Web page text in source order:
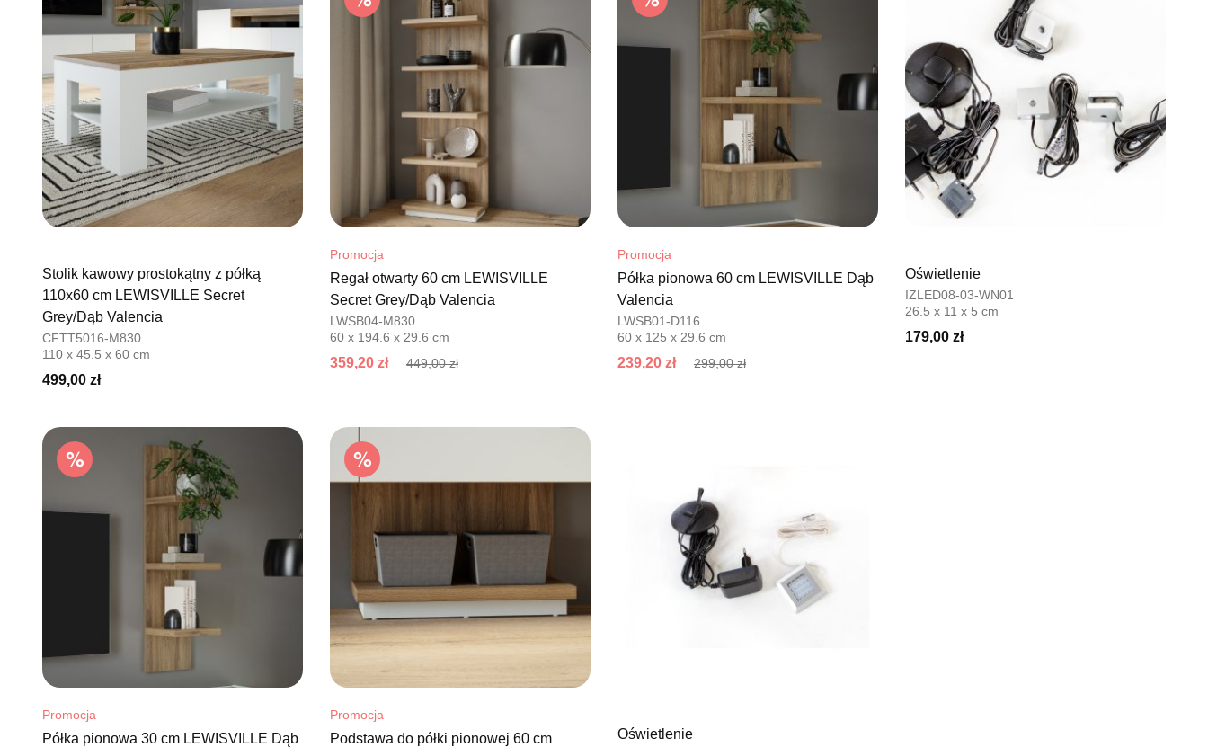
Stolik kawowy prostokątny z półką
110x60 cm LEWISVILLE Secret
Grey/Dąb Valencia
CFTT5016-M830
110 x 45.5 x 60 cm
499,00 zł
Promocja
Regał otwarty 60 cm LEWISVILLE
Secret Grey/Dąb Valencia
LWSB04-M830
60 x 194.6 x 29.6 cm
359,20 zł 449,00 zł
Promocja
Półka pionowa 60 cm LEWISVILLE Dąb
Valencia
LWSB01-D116
60 x 125 x 29.6 cm
239,20 zł 299,00 zł
Oświetlenie
IZLED08-03-WN01
26.5 x 11 x 5 cm
179,00 zł
Promocja
Półka pionowa 30 cm LEWISVILLE Dąb
Promocja
Podstawa do półki pionowej 60 cm
Oświetlenie